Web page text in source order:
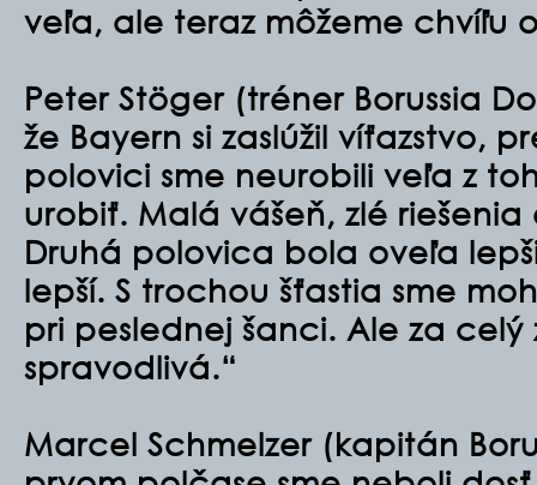
veľa, ale teraz môžeme chvíľu
Peter Stöger (tréner Borussia
že Bayern si zaslúžil víťazstvo,
polovici sme neurobili veľa z
urobiť. Malá vášeň, zlé
Druhá polovica bola oveľa
lepší. S trochou šťastia sme
pri peslednej šanci. Ale za
spravodlivá.“
Marcel Schmelzer (kapitán